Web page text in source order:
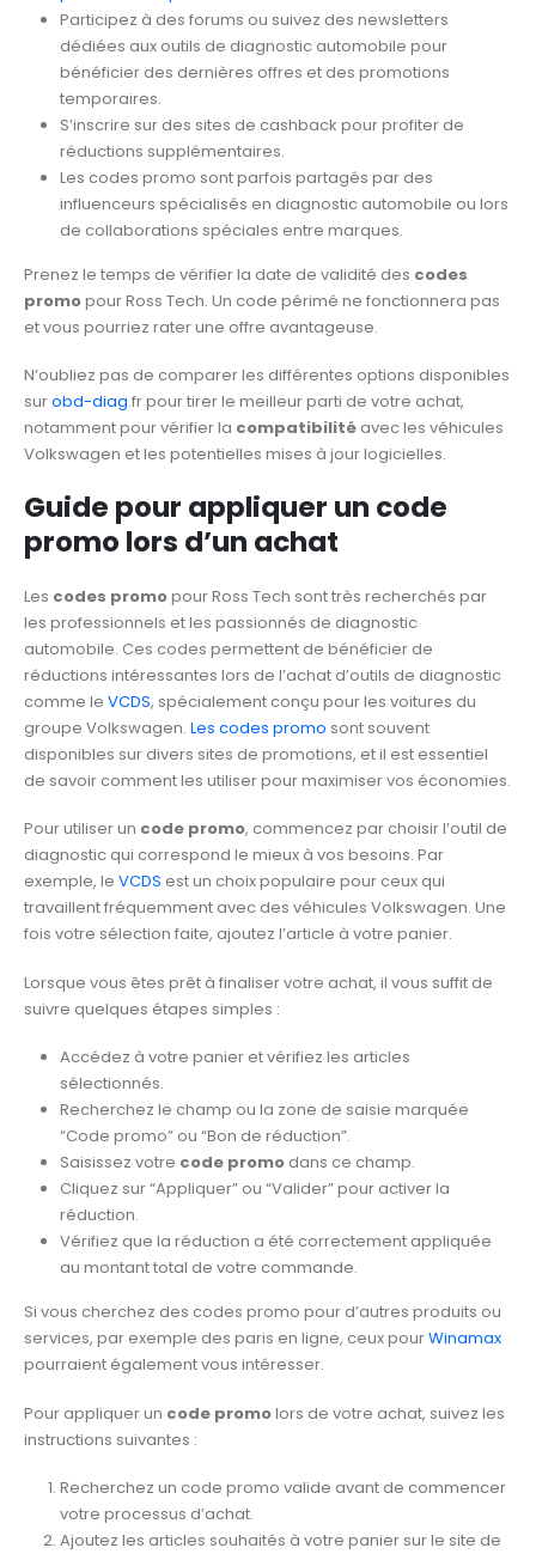
Participez à des forums ou suivez des newsletters
dédiées aux outils de diagnostic automobile pour
bénéficier des dernières offres et des promotions
temporaires.
S’inscrire sur des sites de cashback pour profiter de
réductions supplémentaires.
Les codes promo sont parfois partagés par des
influenceurs spécialisés en diagnostic automobile ou lors
de collaborations spéciales entre marques.
Prenez le temps de vérifier la date de validité des codes
promopour Ross Tech. Un code périmé ne fonctionnera pas
et vous pourriez rater une offre avantageuse.
N’oubliez pas de comparer les différentes options disponibles
surobd-diag.fr pour tirer le meilleur parti de votre achat,
notamment pour vérifier la compatibilité avec les véhicules
Volkswagen et les potentielles mises à jour logicielles.
Guide pour appliquer un code
promo lors d’un achat
Les codes promopour Ross Tech sont très recherchés par
les professionnels et les passionnés de diagnostic
automobile. Ces codes permettent de bénéficier de
réductions intéressantes lors de l’achat d’outils de diagnostic
comme le VCDS, spécialement conçu pour les voitures du
groupe Volkswagen. Les codes promo sont souvent
disponibles sur divers sites de promotions, et il est essentiel
de savoir comment les utiliser pour maximiser vos économies.
Pour utiliser un code promo, commencez par choisir l’outil de
diagnostic qui correspond le mieux à vos besoins. Par
exemple, le VCDS est un choix populaire pour ceux qui
travaillent fréquemment avec des véhicules Volkswagen. Une
fois votre sélection faite, ajoutez l’article à votre panier.
Lorsque vous êtes prêt à finaliser votre achat, il vous suffit de
suivre quelques étapes simples :
Accédez à votre panier et vérifiez les articles
sélectionnés.
Recherchez le champ ou la zone de saisie marquée
“Code promo” ou “Bon de réduction”.
Saisissez votre code promodans ce champ.
Cliquez sur “Appliquer” ou “Valider” pour activer la
réduction.
Vérifiez que la réduction a été correctement appliquée
au montant total de votre commande.
Si vous cherchez des codes promo pour d’autres produits ou
services, par exemple des paris en ligne, ceux pourWinamax
pourraient également vous intéresser.
Pour appliquer un code promolors de votre achat, suivez les
instructions suivantes :
Recherchez un code promo valide avant de commencer
votre processus d’achat.
Ajoutez les articles souhaités à votre panier sur le site de